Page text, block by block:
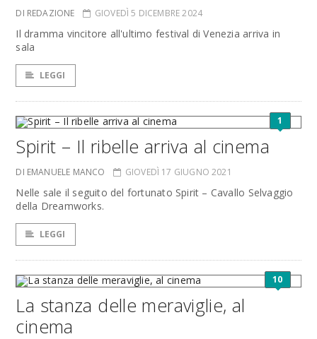
DI REDAZIONE GIOVEDÌ 5 DICEMBRE 2024
Il dramma vincitore all'ultimo festival di Venezia arriva in
sala
LEGGI
1
Spirit – Il ribelle arriva al cinema
DI EMANUELE MANCO GIOVEDÌ 17 GIUGNO 2021
Nelle sale il seguito del fortunato Spirit – Cavallo Selvaggio
della Dreamworks.
LEGGI
10
La stanza delle meraviglie, al
cinema